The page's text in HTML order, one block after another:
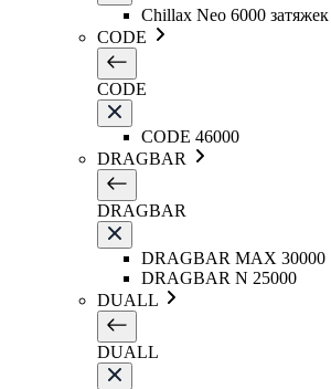
Chillax Neo 6000 затяжек
CODE
CODE
CODE 46000
DRAGBAR
DRAGBAR
DRAGBAR MAX 30000
DRAGBAR N 25000
DUALL
DUALL